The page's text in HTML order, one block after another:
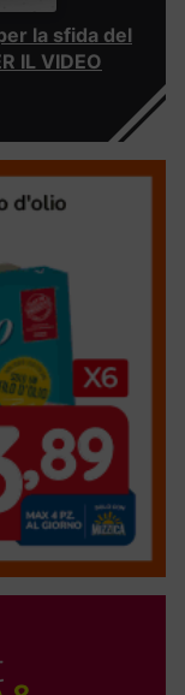
la sfida del
IL VIDEO